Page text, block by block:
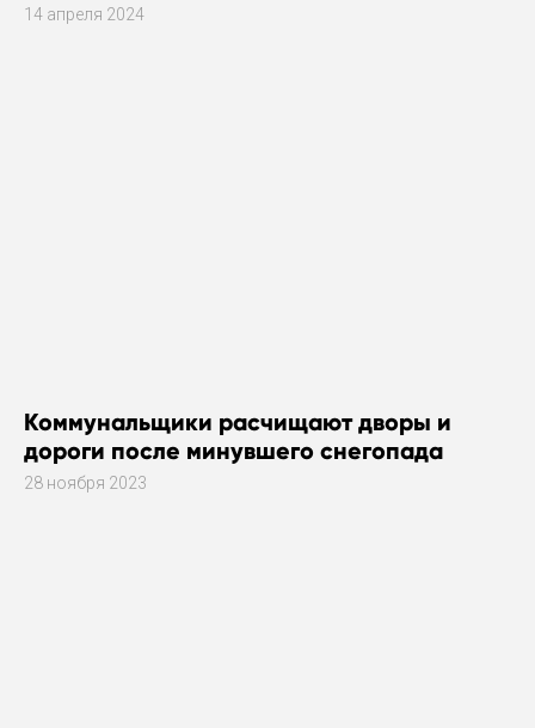
14 апреля 2024
Коммунальщики расчищают дворы и
дороги после минувшего снегопада
28 ноября 2023